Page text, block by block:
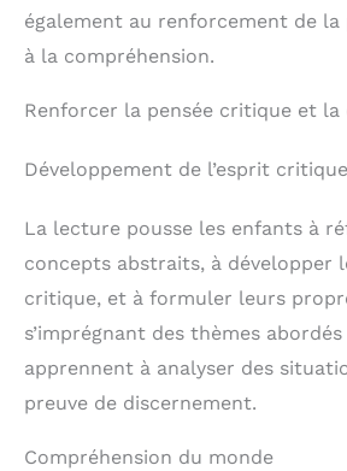
également au renforcement de
à la compréhension.
Renforcer la pensée critique et la
Développement de l’esprit critique
La lecture pousse les enfants à
concepts abstraits, à développer
critique, et à formuler leurs
s’imprégnant des thèmes
apprennent à analyser des
preuve de discernement.
Compréhension du monde